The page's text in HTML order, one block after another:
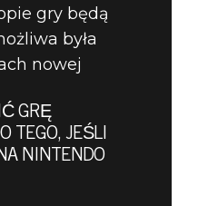
gry będą
była
nowej
GRĘ
TEGO, JEŚLI
NINTENDO